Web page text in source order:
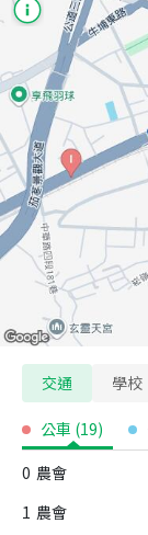
交通 學校
公車 (19)
0 農會
1 農會